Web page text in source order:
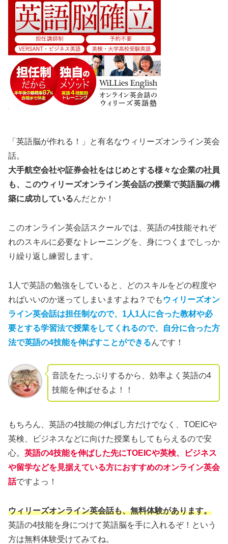
「英語脳が作れる！」と有名なウィリーズオンライン英会
話。
大手航空会社や証券会社をはじめとする様々な企業の社員
も、このウィリーズオンライン英会話の授業で英語脳の構
築に成功しているんだとか！
このオンライン英会話スクールでは、英語の4技能それぞ
れのスキルに必要なトレーニングを、身につくまでしっか
り繰り返し練習します。
1人で英語の勉強をしていると、どのスキルをどの程度や
ればいいのか迷ってしまいますよね？でも ウィリーズオン
ライン英会話は担任制なので、1人1人に合った教材や必
要とする学習法で授業をしてくれるので、自分に合った方
法で英語の4技能を伸ばすことができるんです！
音読をたっぷりするから、効率よく英語の4
技能を伸ばせるよ！！
もちろん、英語の4技能の伸ばし方だけでなく、TOEICや
英検、ビジネスなどに向けた授業もしてもらえるので安
心。 英語の4技能を伸ばした先にTOEICや英検、ビジネス
や留学などを見据えている方におすすめのオンライン英会
話ですよっ！
ウィリーズオンライン英会話も、無料体験があります。
英語の4技能を身につけて英語脳を手に入れるぞ！という
方は無料体験受けてみてね。